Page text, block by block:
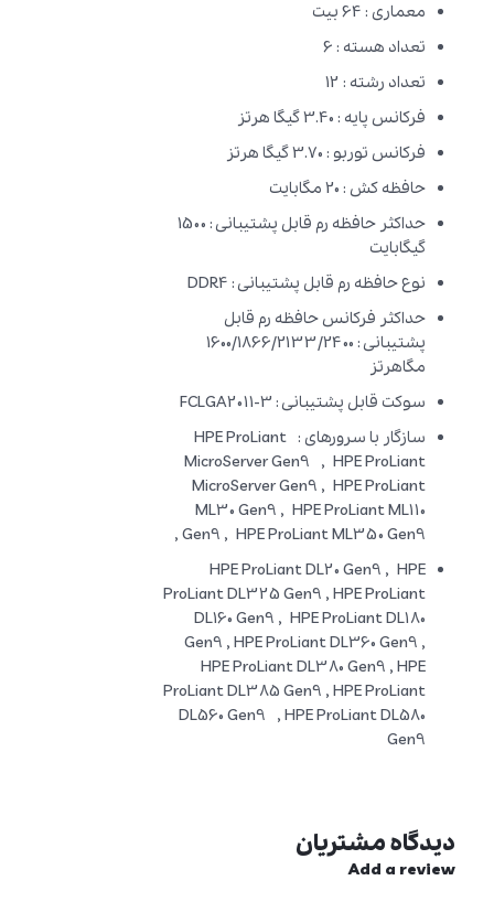
معماری : 64 بیت
تعداد هسته : 6
تعداد رشته : 12
فرکانس پایه : 3.40 گیگا هرتز
فرکانس توربو : 3.70 گیگا هرتز
حافظه کش : 20 مگابایت
حداکثر حافظه رم قابل پشتیبانی : 1500
گیگابایت
نوع حافظه رم قابل پشتیبانی : DDR4
حداکثر فرکانس حافظه رم قابل
پشتیبانی : 1600/1866/2133/2400
مگاهرتز
سوکت قابل پشتیبانی : FCLGA2011-3
سازگار با سرورهای : HPE ProLiant
MicroServer Gen9 , HPE ProLiant
MicroServer Gen9 , HPE ProLiant
ML30 Gen9 , HPE ProLiant ML110
Gen9 , HPE ProLiant ML350 Gen9 ,
HPE ProLiant DL20 Gen9 , HPE
ProLiant DL325 Gen9 , HPE ProLiant
DL160 Gen9 , HPE ProLiant DL180
Gen9 , HPE ProLiant DL360 Gen9 ,
HPE ProLiant DL380 Gen9 , HPE
ProLiant DL385 Gen9 , HPE ProLiant
DL560 Gen9 , HPE ProLiant DL580
Gen9
دیدگاه مشتریان
Add a review